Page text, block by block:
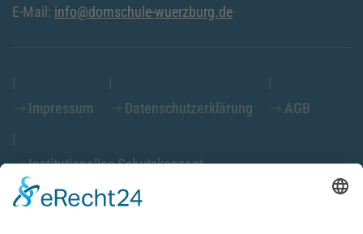
E-Mail: info@domschule-wuerzburg.de
Impressum Datenschutzerklärung AGB
Institutionelles Schutzkonzept